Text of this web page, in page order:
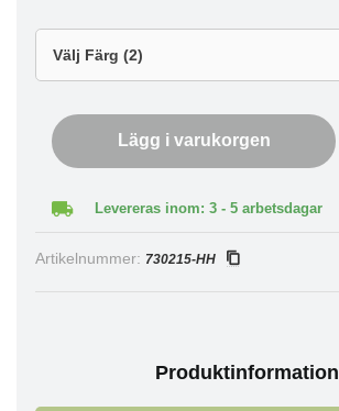
Lägg i varukorgen
Levereras inom: 3 - 5 arbetsdagar
Artikelnummer: 730215-HH
Produktinformation